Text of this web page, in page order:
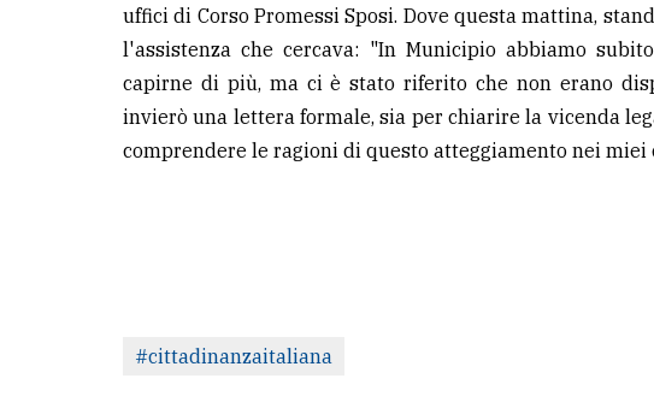
uffici di Corso Promessi Sposi. Dove questa mattina,
l'assistenza che cercava: "In Municipio abbiamo
capirne di più, ma ci è stato riferito che non erano
invierò una lettera formale, sia per chiarire la vicenda
comprendere le ragioni di questo atteggiamento nei miei
#cittadinanzaitaliana